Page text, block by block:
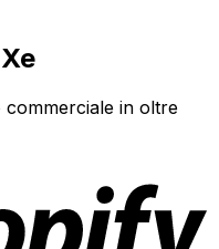
commerciale in oltre